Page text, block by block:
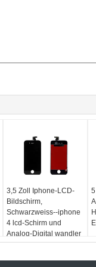
3,5 Zoll Iphone-LCD-
Bildschirm,
Schwarzweiss--iphone
4 lcd-Schirm und
Analog-Digital wandler
Versammlung